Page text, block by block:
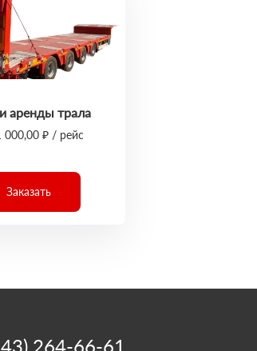
аренды трала
000,00 ₽ / рейс
Заказать
264-66-61